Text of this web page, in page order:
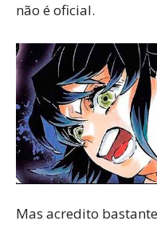
não é oficial.
Mas acredito